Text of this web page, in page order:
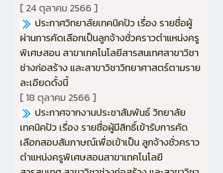
[ 24 ตุลาคม 2566 ]
ประกาศวิทยาลัยเทคนิคปัว เรื่อง รายชื่อผู้
ผ่านการคัดเลือกเป็นลูกจ้างชั่วคราวตำแหน่งครู
พิเศษสอน สาขาเทคโนโลยีสารสนเทศสาขาวิชา
ช่างก่อสร้าง และสาขาวิชาวิทยาศาสตร์ตามราย
ละเอียดดั้งนี้
[ 18 ตุลาคม 2566 ]
ประกาศจากงานประชาสัมพันธ์ วิทยาลัย
เทคนิคปัว เรื่อง รายชื่อผู้มีสิทธิ์เข้ารับการคัด
เลือกสอบสัมภาษณ์เพื่อเข้าเป็น ลูกจ้างชั่วคราว
ตำแหน่งครูพิเศษสอนสาขาเทคโนโลยี